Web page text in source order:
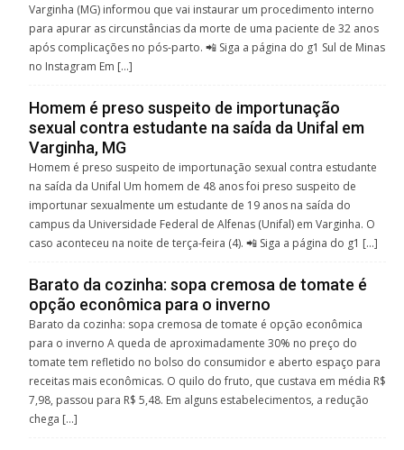
Varginha (MG) informou que vai instaurar um procedimento interno
para apurar as circunstâncias da morte de uma paciente de 32 anos
após complicações no pós-parto. 📲 Siga a página do g1 Sul de Minas
no Instagram Em […]
Homem é preso suspeito de importunação
sexual contra estudante na saída da Unifal em
Varginha, MG
Homem é preso suspeito de importunação sexual contra estudante
na saída da Unifal Um homem de 48 anos foi preso suspeito de
importunar sexualmente um estudante de 19 anos na saída do
campus da Universidade Federal de Alfenas (Unifal) em Varginha. O
caso aconteceu na noite de terça-feira (4). 📲 Siga a página do g1 […]
Barato da cozinha: sopa cremosa de tomate é
opção econômica para o inverno
Barato da cozinha: sopa cremosa de tomate é opção econômica
para o inverno A queda de aproximadamente 30% no preço do
tomate tem refletido no bolso do consumidor e aberto espaço para
receitas mais econômicas. O quilo do fruto, que custava em média R$
7,98, passou para R$ 5,48. Em alguns estabelecimentos, a redução
chega […]